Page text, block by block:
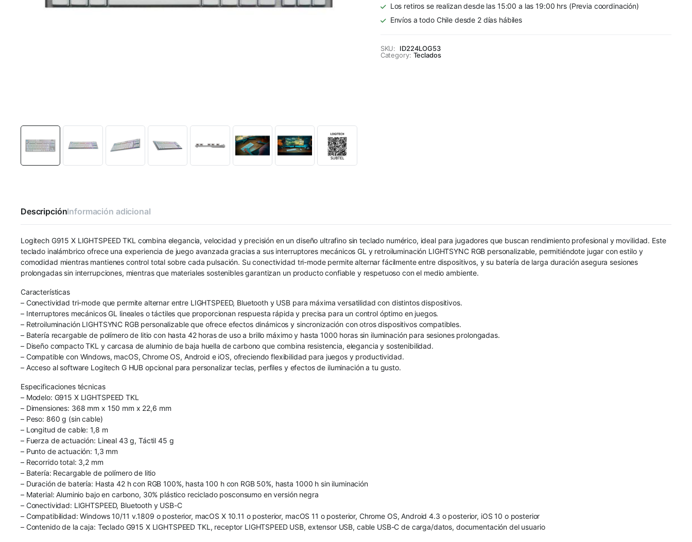
Blanco
quantity
Los retiros se realizan desde las 15:00 a las 19:00 hrs (Previa coordinación)
Envíos a todo Chile desde 2 días hábiles
SKU:
ID224LOG53
Category: Teclados
DescripciónInformación adicional
Logitech G915 X LIGHTSPEED TKL combina elegancia, velocidad y precisión en un diseño ultrafino sin teclado numérico, ideal para jugadores que buscan rendimiento profesional y movilidad. Este
teclado inalámbrico ofrece una experiencia de juego avanzada gracias a sus interruptores mecánicos GL y retroiluminación LIGHTSYNC RGB personalizable, permitiéndote jugar con estilo y
comodidad mientras mantienes control total sobre cada pulsación. Su conectividad tri-mode permite alternar fácilmente entre dispositivos, y su batería de larga duración asegura sesiones
prolongadas sin interrupciones, mientras que materiales sostenibles garantizan un producto confiable y respetuoso con el medio ambiente.
Características
– Conectividad tri-mode que permite alternar entre LIGHTSPEED, Bluetooth y USB para máxima versatilidad con distintos dispositivos.
– Interruptores mecánicos GL lineales o táctiles que proporcionan respuesta rápida y precisa para un control óptimo en juegos.
– Retroiluminación LIGHTSYNC RGB personalizable que ofrece efectos dinámicos y sincronización con otros dispositivos compatibles.
– Batería recargable de polímero de litio con hasta 42 horas de uso a brillo máximo y hasta 1000 horas sin iluminación para sesiones prolongadas.
– Diseño compacto TKL y carcasa de aluminio de baja huella de carbono que combina resistencia, elegancia y sostenibilidad.
– Compatible con Windows, macOS, Chrome OS, Android e iOS, ofreciendo flexibilidad para juegos y productividad.
– Acceso al software Logitech G HUB opcional para personalizar teclas, perfiles y efectos de iluminación a tu gusto.
Especificaciones técnicas
– Modelo: G915 X LIGHTSPEED TKL
– Dimensiones: 368 mm x 150 mm x 22,6 mm
– Peso: 860 g (sin cable)
– Longitud de cable: 1,8 m
– Fuerza de actuación: Lineal 43 g, Táctil 45 g
– Punto de actuación: 1,3 mm
– Recorrido total: 3,2 mm
– Batería: Recargable de polímero de litio
– Duración de batería: Hasta 42 h con RGB 100%, hasta 100 h con RGB 50%, hasta 1000 h sin iluminación
– Material: Aluminio bajo en carbono, 30% plástico reciclado posconsumo en versión negra
– Conectividad: LIGHTSPEED, Bluetooth y USB-C
– Compatibilidad: Windows 10/11 v.1809 o posterior, macOS X 10.11 o posterior, macOS 11 o posterior, Chrome OS, Android 4.3 o posterior, iOS 10 o posterior
– Contenido de la caja: Teclado G915 X LIGHTSPEED TKL, receptor LIGHTSPEED USB, extensor USB, cable USB-C de carga/datos, documentación del usuario